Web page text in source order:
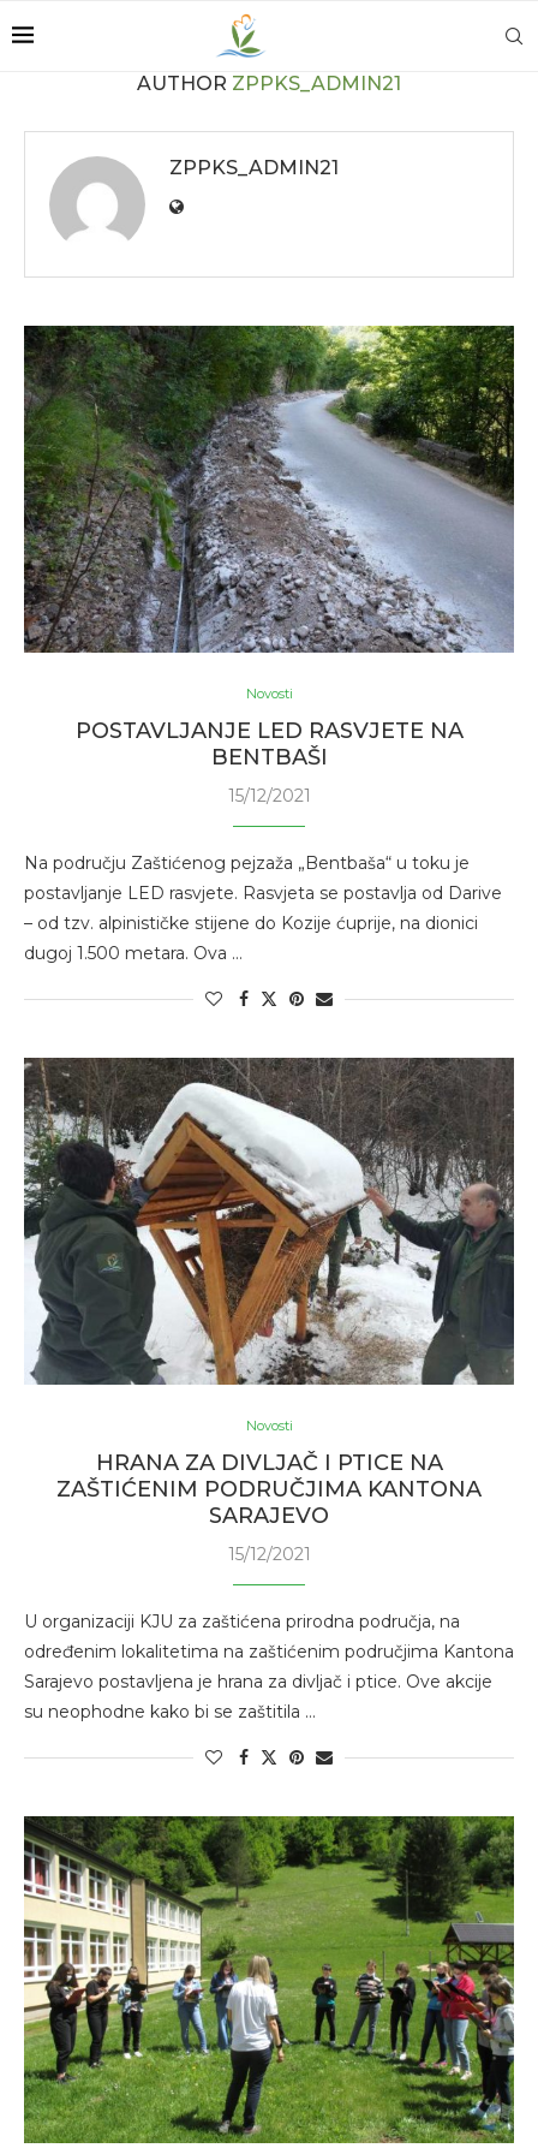
AUTHOR ZPPKS_ADMIN21
ZPPKS_ADMIN21
Novosti
POSTAVLJANJE LED RASVJETE NA
BENTBAŠI
15/12/2021
Na području Zaštićenog pejzaža „Bentbaša“ u toku je
postavljanje LED rasvjete. Rasvjeta se postavlja od Darive
– od tzv. alpinističke stijene do Kozije ćuprije, na dionici
dugoj 1.500 metara. Ova …
Novosti
HRANA ZA DIVLJAČ I PTICE NA
ZAŠTIĆENIM PODRUČJIMA KANTONA
SARAJEVO
15/12/2021
U organizaciji KJU za zaštićena prirodna područja, na
određenim lokalitetima na zaštićenim područjima Kantona
Sarajevo postavljena je hrana za divljač i ptice. Ove akcije
su neophodne kako bi se zaštitila …